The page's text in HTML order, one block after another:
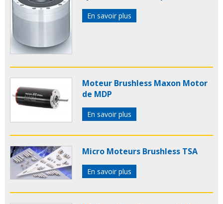
En savoir plus
Moteur Brushless Maxon Motor
de MDP
En savoir plus
Micro Moteurs Brushless TSA
En savoir plus